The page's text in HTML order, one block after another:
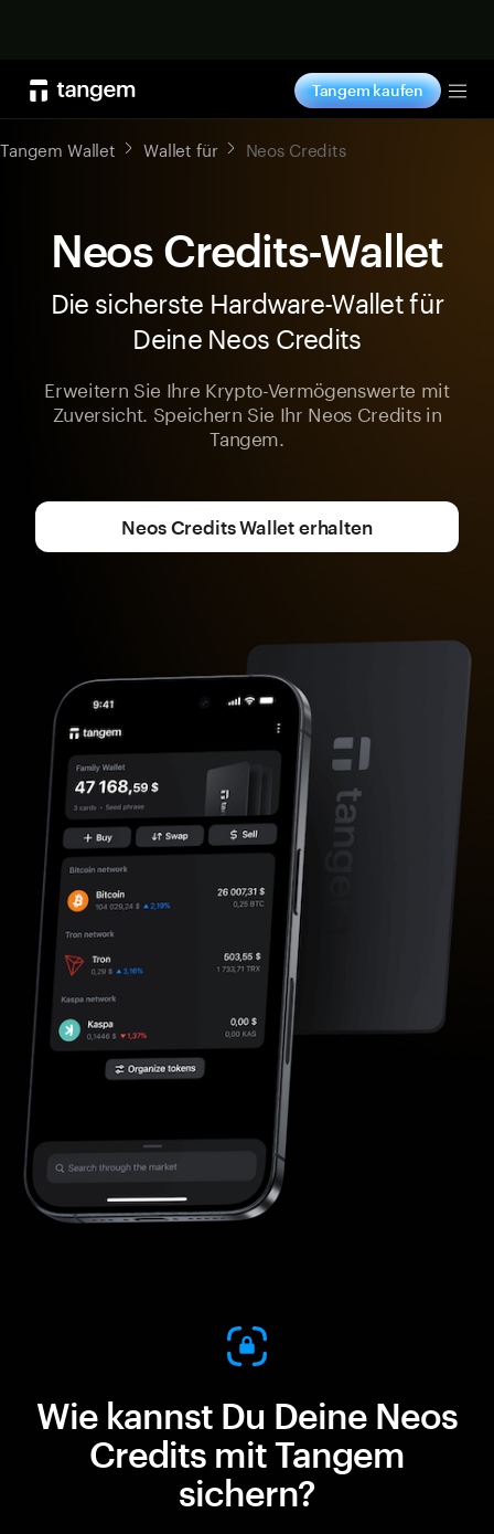
Tangem kaufen
Tangem Wallet Wallet für Neos Credits
Neos Credits-Wallet
Die sicherste Hardware-Wallet für
Deine Neos Credits
Erweitern Sie Ihre Krypto-Vermögenswerte mit
Zuversicht. Speichern Sie Ihr Neos Credits in
Tangem.
Neos Credits Wallet erhalten
Wie kannst Du Deine Neos
Credits mit Tangem
sichern?